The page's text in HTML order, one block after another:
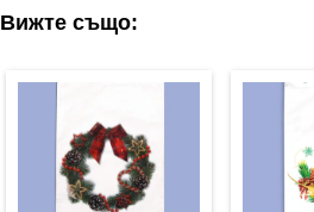
Вижте също: